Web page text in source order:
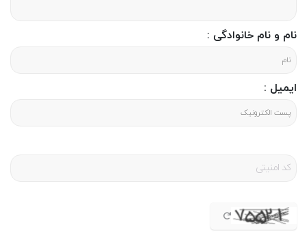
نام و نام خانوادگی :
ایمیل :